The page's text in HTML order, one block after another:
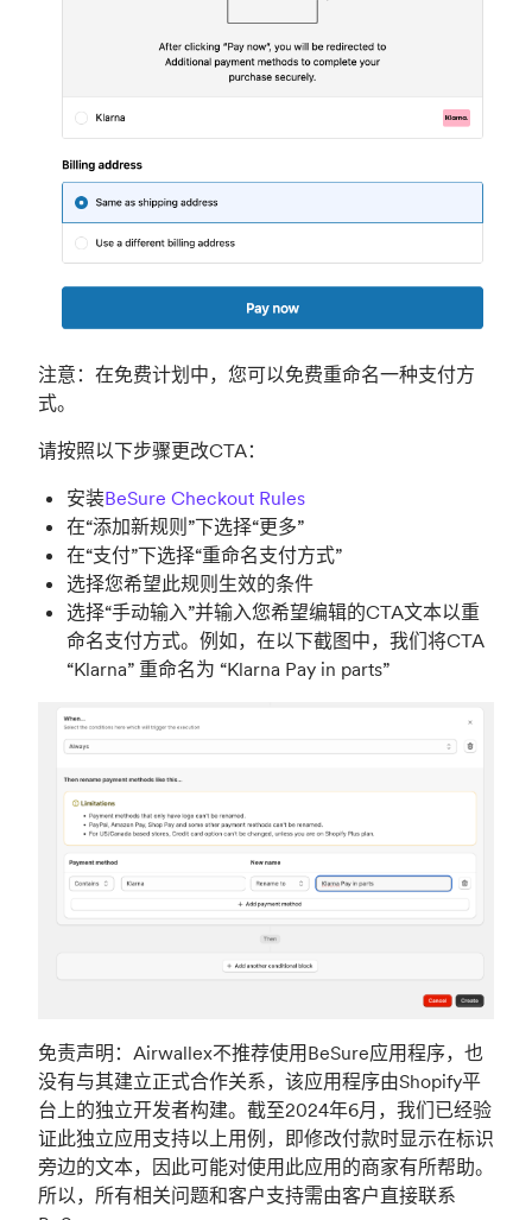
注意：在免费计划中，您可以免费重命名一种支付方
式。
请按照以下步骤更改CTA：
安装BeSure Checkout Rules
在“添加新规则”下选择“更多”
在“支付”下选择“重命名支付方式”
选择您希望此规则生效的条件
选择“手动输入”并输入您希望编辑的CTA文本以重
命名支付方式。例如，在以下截图中，我们将CTA
“Klarna” 重命名为 “Klarna Pay in parts”
免责声明：Airwallex不推荐使用BeSure应用程序，也
没有与其建立正式合作关系，该应用程序由Shopify平
台上的独立开发者构建。截至2024年6月，我们已经验
证此独立应用支持以上用例，即修改付款时显示在标识
旁边的文本，因此可能对使用此应用的商家有所帮助。
所以，所有相关问题和客户支持需由客户直接联系